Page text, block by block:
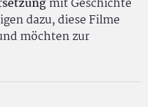
mit Geschichte
dazu, diese Filme
möchten zur